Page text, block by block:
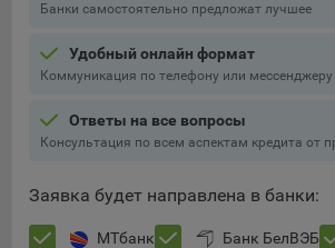
Банки самостоятельно предложат лучшее
Удобный онлайн формат
Коммуникация по телефону или мессенджеру
Ответы на все вопросы
Консультация по всем аспектам кредита от
Заявка будет направлена в банки:
МТбанк Банк БелВЭБ